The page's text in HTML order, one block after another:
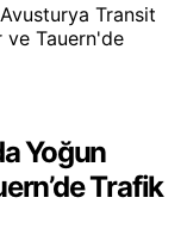
Yoğun
Trafik